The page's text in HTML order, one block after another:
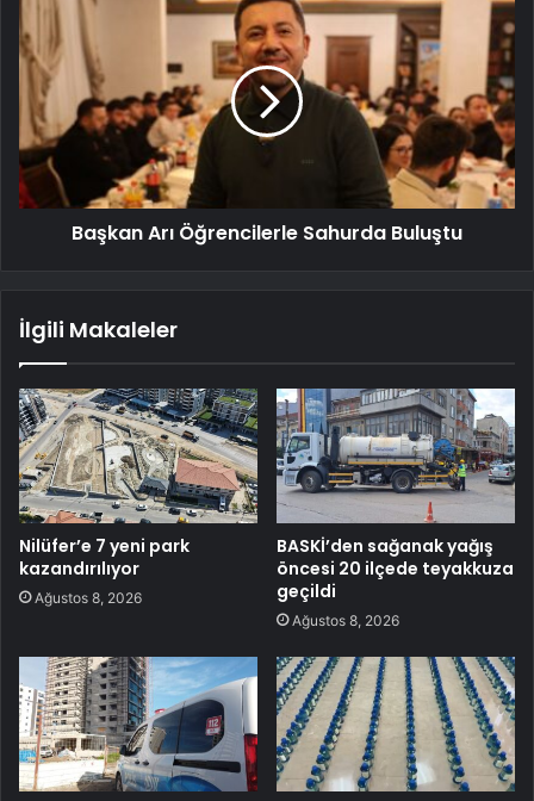
Başkan Arı Öğrencilerle Sahurda Buluştu
İlgili Makaleler
Nilüfer’e 7 yeni park
kazandırılıyor
Ağustos 8, 2026
BASKİ’den sağanak yağış
öncesi 20 ilçede teyakkuza
geçildi
Ağustos 8, 2026